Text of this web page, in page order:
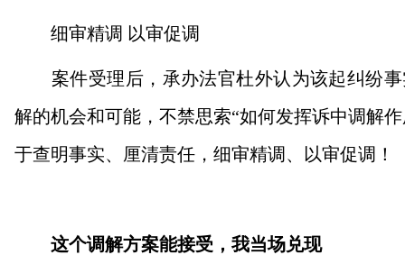
细审精调 以审促调
案件受理后，承办法官杜外认为该起纠纷事
解的机会和可能，不禁思索“如何发挥诉中调解
于查明事实、厘清责任，细审精调、以审促调！
这个调解方案能接受，我当场兑现